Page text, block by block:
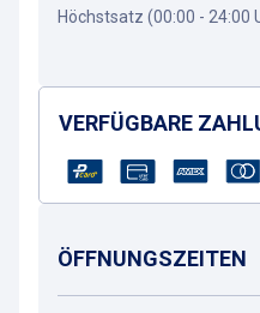
Höchstsatz (00:00 - 24:00
VERFÜGBARE
ÖFFNUNGSZEITEN